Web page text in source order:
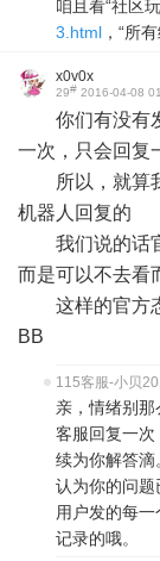
咱且看“社区
3.html ，“所
x0v0x
29# 2016-04-08
你们有没有
一次，只会回复
所以，就算
机器人回复的
我们说的话
而是可以不去看
这样的官方
BB
115客服-小贝
亲，情绪别
客服回复一
续为你解答
认为你的问题
用户发的每
记录的哦。